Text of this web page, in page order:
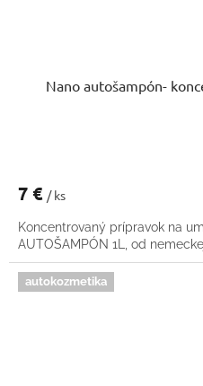
Nano autošampón-
7 € / ks
Koncentrovaný prípravok na
AUTOŠAMPÓN 1L, od
autokozmetika